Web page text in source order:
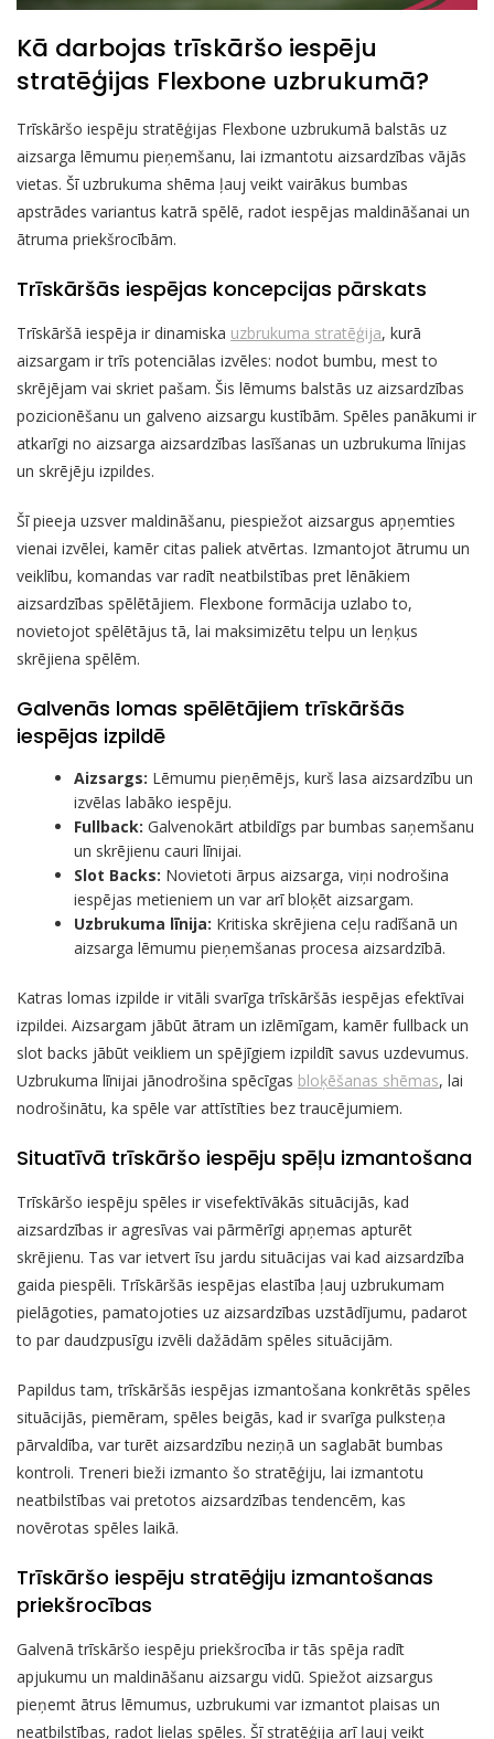
Kā darbojas trīskāršo iespēju
stratēģijas Flexbone uzbrukumā?
Trīskāršo iespēju stratēģijas Flexbone uzbrukumā balstās uz
aizsarga lēmumu pieņemšanu, lai izmantotu aizsardzības vājās
vietas. Šī uzbrukuma shēma ļauj veikt vairākus bumbas
apstrādes variantus katrā spēlē, radot iespējas maldināšanai un
ātruma priekšrocībām.
Trīskāršās iespējas koncepcijas pārskats
Trīskāršā iespēja ir dinamiska uzbrukuma stratēģija, kurā
aizsargam ir trīs potenciālas izvēles: nodot bumbu, mest to
skrējējam vai skriet pašam. Šis lēmums balstās uz aizsardzības
pozicionēšanu un galveno aizsargu kustībām. Spēles panākumi ir
atkarīgi no aizsarga aizsardzības lasīšanas un uzbrukuma līnijas
un skrējēju izpildes.
Šī pieeja uzsver maldināšanu, piespiežot aizsargus apņemties
vienai izvēlei, kamēr citas paliek atvērtas. Izmantojot ātrumu un
veiklību, komandas var radīt neatbilstības pret lēnākiem
aizsardzības spēlētājiem. Flexbone formācija uzlabo to,
novietojot spēlētājus tā, lai maksimizētu telpu un leņķus
skrējiena spēlēm.
Galvenās lomas spēlētājiem trīskāršās
iespējas izpildē
Aizsargs: Lēmumu pieņēmējs, kurš lasa aizsardzību un
izvēlas labāko iespēju.
Fullback: Galvenokārt atbildīgs par bumbas saņemšanu
un skrējienu cauri līnijai.
Slot Backs: Novietoti ārpus aizsarga, viņi nodrošina
iespējas metieniem un var arī bloķēt aizsargam.
Uzbrukuma līnija: Kritiska skrējiena ceļu radīšanā un
aizsarga lēmumu pieņemšanas procesa aizsardzībā.
Katras lomas izpilde ir vitāli svarīga trīskāršās iespējas efektīvai
izpildei. Aizsargam jābūt ātram un izlēmīgam, kamēr fullback un
slot backs jābūt veikliem un spējīgiem izpildīt savus uzdevumus.
Uzbrukuma līnijai jānodrošina spēcīgas bloķēšanas shēmas, lai
nodrošinātu, ka spēle var attīstīties bez traucējumiem.
Situatīvā trīskāršo iespēju spēļu izmantošana
Trīskāršo iespēju spēles ir visefektīvākās situācijās, kad
aizsardzības ir agresīvas vai pārmērīgi apņemas apturēt
skrējienu. Tas var ietvert īsu jardu situācijas vai kad aizsardzība
gaida piespēli. Trīskāršās iespējas elastība ļauj uzbrukumam
pielāgoties, pamatojoties uz aizsardzības uzstādījumu, padarot
to par daudzpusīgu izvēli dažādām spēles situācijām.
Papildus tam, trīskāršās iespējas izmantošana konkrētās spēles
situācijās, piemēram, spēles beigās, kad ir svarīga pulksteņa
pārvaldība, var turēt aizsardzību neziņā un saglabāt bumbas
kontroli. Treneri bieži izmanto šo stratēģiju, lai izmantotu
neatbilstības vai pretotos aizsardzības tendencēm, kas
novērotas spēles laikā.
Trīskāršo iespēju stratēģiju izmantošanas
priekšrocības
Galvenā trīskāršo iespēju priekšrocība ir tās spēja radīt
apjukumu un maldināšanu aizsargu vidū. Spiežot aizsargus
pieņemt ātrus lēmumus, uzbrukumi var izmantot plaisas un
neatbilstības, radot lielas spēles. Šī stratēģija arī ļauj veikt